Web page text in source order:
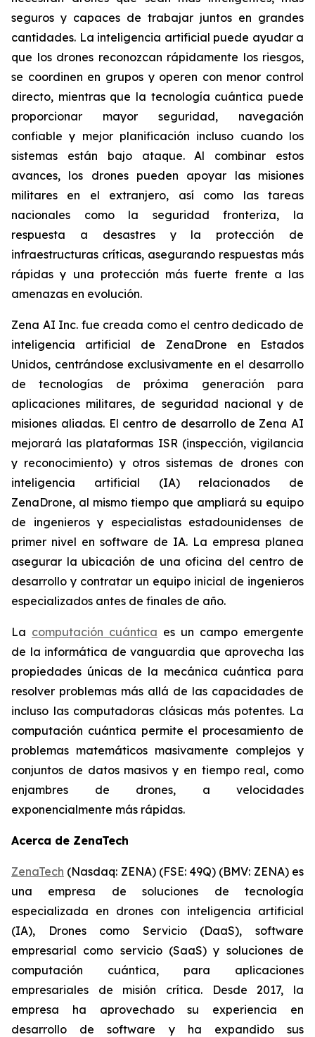
seguros y capaces de trabajar juntos en grandes
cantidades. La inteligencia artificial puede ayudar a
que los drones reconozcan rápidamente los riesgos,
se coordinen en grupos y operen con menor control
directo, mientras que la tecnología cuántica puede
proporcionar mayor seguridad, navegación
confiable y mejor planificación incluso cuando los
sistemas están bajo ataque. Al combinar estos
avances, los drones pueden apoyar las misiones
militares en el extranjero, así como las tareas
nacionales como la seguridad fronteriza, la
respuesta a desastres y la protección de
infraestructuras críticas, asegurando respuestas más
rápidas y una protección más fuerte frente a las
amenazas en evolución.
Zena AI Inc. fue creada como el centro dedicado de
inteligencia artificial de ZenaDrone en Estados
Unidos, centrándose exclusivamente en el desarrollo
de tecnologías de próxima generación para
aplicaciones militares, de seguridad nacional y de
misiones aliadas. El centro de desarrollo de Zena AI
mejorará las plataformas ISR (inspección, vigilancia
y reconocimiento) y otros sistemas de drones con
inteligencia artificial (IA) relacionados de
ZenaDrone, al mismo tiempo que ampliará su equipo
de ingenieros y especialistas estadounidenses de
primer nivel en software de IA. La empresa planea
asegurar la ubicación de una oficina del centro de
desarrollo y contratar un equipo inicial de ingenieros
especializados antes de finales de año.
La computación cuántica es un campo emergente
de la informática de vanguardia que aprovecha las
propiedades únicas de la mecánica cuántica para
resolver problemas más allá de las capacidades de
incluso las computadoras clásicas más potentes. La
computación cuántica permite el procesamiento de
problemas matemáticos masivamente complejos y
conjuntos de datos masivos y en tiempo real, como
enjambres de drones, a velocidades
exponencialmente más rápidas.
Acerca de ZenaTech
ZenaTech (Nasdaq: ZENA) (FSE: 49Q) (BMV: ZENA) es
una empresa de soluciones de tecnología
especializada en drones con inteligencia artificial
(IA), Drones como Servicio (DaaS), software
empresarial como servicio (SaaS) y soluciones de
computación cuántica, para aplicaciones
empresariales de misión crítica. Desde 2017, la
empresa ha aprovechado su experiencia en
desarrollo de software y ha expandido sus